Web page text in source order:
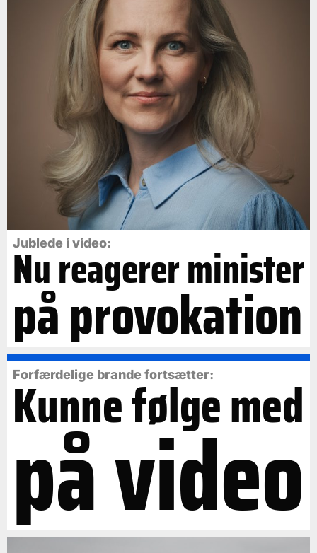
Jublede i video:
Nu reagerer minister
på provokation
Forfærdelige brande fortsætter:
Kunne følge med
på video